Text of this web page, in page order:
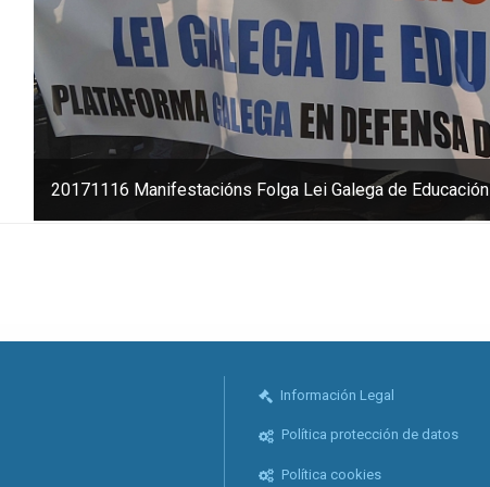
20171116 Manifestacións Folga Lei Galega de Educación
Información Legal
Política protección de datos
Política cookies